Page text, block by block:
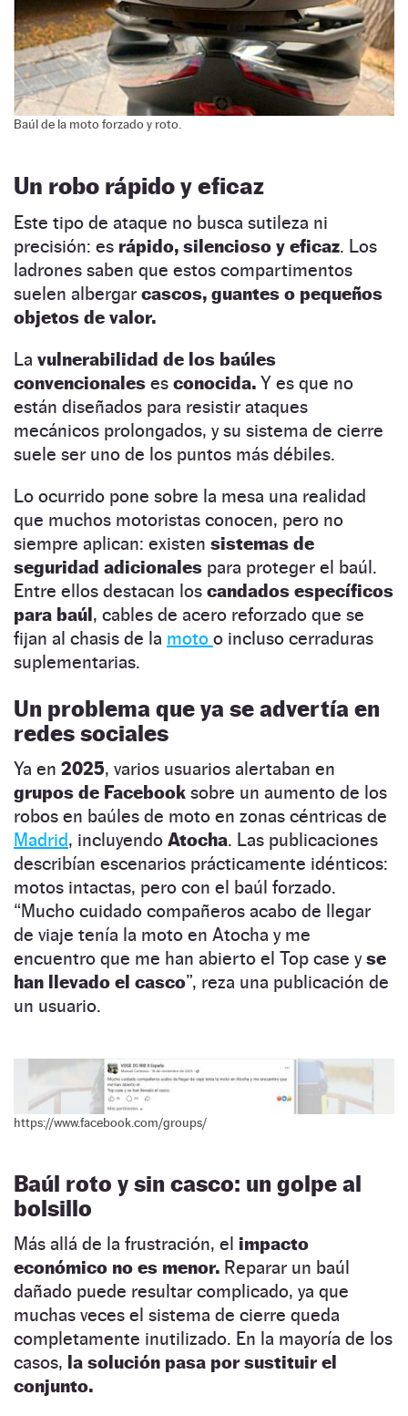
Baúl de la moto forzado y roto.
Un robo rápido y eficaz
Este tipo de ataque no busca sutileza ni
precisión: es rápido, silencioso y eficaz. Los
ladrones saben que estos compartimentos
suelen albergar cascos, guantes o pequeños
objetos de valor.
La vulnerabilidad de los baúles
convencionales es conocida. Y es que no
están diseñados para resistir ataques
mecánicos prolongados, y su sistema de cierre
suele ser uno de los puntos más débiles.
Lo ocurrido pone sobre la mesa una realidad
que muchos motoristas conocen, pero no
siempre aplican: existen sistemas de
seguridad adicionales para proteger el baúl.
Entre ellos destacan los candados específicos
para baúl, cables de acero reforzado que se
fijan al chasis de la moto o incluso cerraduras
suplementarias.
Un problema que ya se advertía en
redes sociales
Ya en 2025, varios usuarios alertaban en
grupos de Facebook sobre un aumento de los
robos en baúles de moto en zonas céntricas de
Madrid, incluyendo Atocha. Las publicaciones
describían escenarios prácticamente idénticos:
motos intactas, pero con el baúl forzado.
“Mucho cuidado compañeros acabo de llegar
de viaje tenía la moto en Atocha y me
encuentro que me han abierto el Top case yse
han llevado el casco”, reza una publicación de
un usuario.
https://www.facebook.com/groups/
Baúl roto y sin casco: un golpe al
bolsillo
Más allá de la frustración, el impacto
económico no es menor. Reparar un baúl
dañado puede resultar complicado, ya que
muchas veces el sistema de cierre queda
completamente inutilizado. En la mayoría de los
casos, la solución pasa por sustituir el
conjunto.